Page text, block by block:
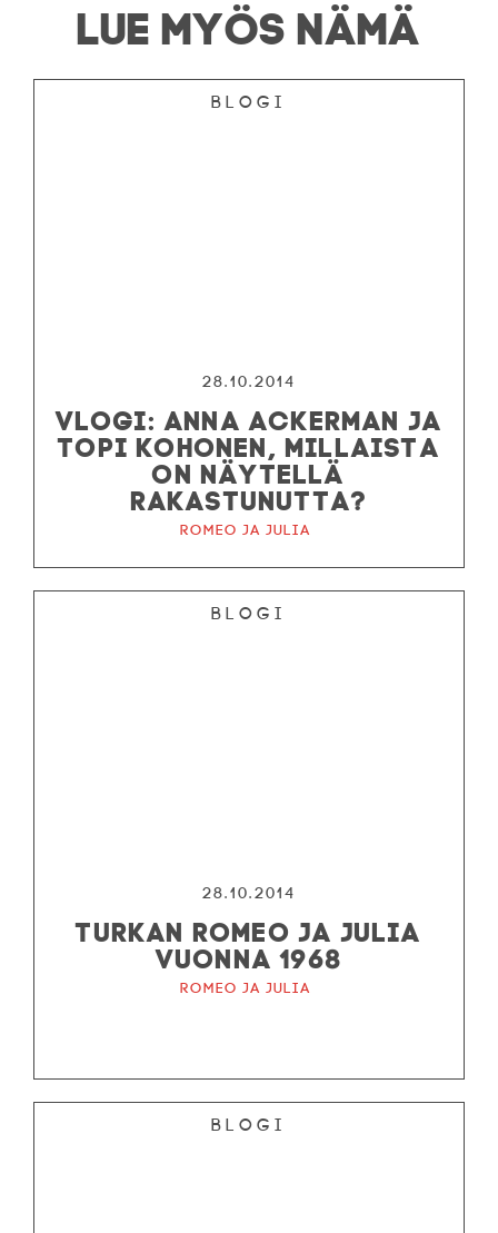
LUE MYÖS NÄMÄ
Blogi
28.10.2014
VLOGI: ANNA ACKERMAN JA
TOPI KOHONEN, MILLAISTA
ON NÄYTELLÄ
RAKASTUNUTTA?
Romeo ja Julia
Blogi
28.10.2014
TURKAN ROMEO JA JULIA
VUONNA 1968
Romeo ja Julia
Blogi